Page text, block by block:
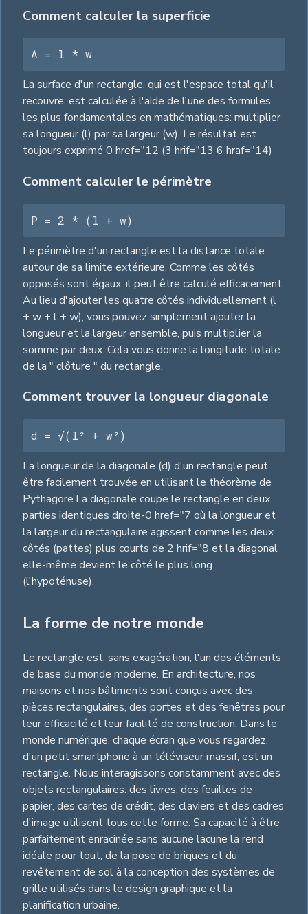
Comment calculer la superficie
A = l * w
La surface d'un rectangle, qui est l'espace total qu'il
recouvre, est calculée à l'aide de l'une des formules
les plus fondamentales en mathématiques: multiplier
sa longueur (l) par sa largeur (w). Le résultat est
toujours exprimé 0 href="12 (3 hrif="13 6 hraf="14)
Comment calculer le périmètre
P = 2 * (l + w)
Le périmètre d'un rectangle est la distance totale
autour de sa limite extérieure. Comme les côtés
opposés sont égaux, il peut être calculé efficacement.
Au lieu d'ajouter les quatre côtés individuellement (l
+ w + l + w), vous pouvez simplement ajouter la
longueur et la largeur ensemble, puis multiplier la
somme par deux. Cela vous donne la longitude totale
de la " clôture " du rectangle.
Comment trouver la longueur diagonale
d = √(l² + w²)
La longueur de la diagonale (d) d'un rectangle peut
être facilement trouvée en utilisant le théorème de
Pythagore.La diagonale coupe le rectangle en deux
parties identiques droite-0 href="7 où la longueur et
la largeur du rectangulaire agissent comme les deux
côtés (pattes) plus courts de 2 hrif="8 et la diagonal
elle-même devient le côté le plus long
(l'hypoténuse).
La forme de notre monde
Le rectangle est, sans exagération, l'un des éléments
de base du monde moderne. En architecture, nos
maisons et nos bâtiments sont conçus avec des
pièces rectangulaires, des portes et des fenêtres pour
leur efficacité et leur facilité de construction. Dans le
monde numérique, chaque écran que vous regardez,
d'un petit smartphone à un téléviseur massif, est un
rectangle. Nous interagissons constamment avec des
objets rectangulaires: des livres, des feuilles de
papier, des cartes de crédit, des claviers et des cadres
d'image utilisent tous cette forme. Sa capacité à être
parfaitement enracinée sans aucune lacune la rend
idéale pour tout, de la pose de briques et du
revêtement de sol à la conception des systèmes de
grille utilisés dans le design graphique et la
planification urbaine.